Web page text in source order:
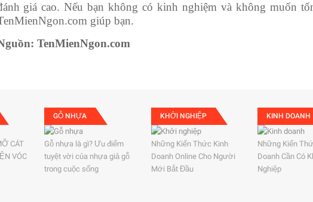
giá cao. Nếu bạn không có kinh nghiệm và không muốn
giúp bạn.
TenMienNgon.com
CÁT
VÓC
GỖ NHỰA
Gỗ nhựa là gì? Ưu điểm
tuyệt vời của nhựa giả gỗ
trong cuộc sống
KHỞI NGHIỆP
Những Kiến Thức Kinh
Doanh Online Cho Người
Mới Bắt Đầu
KINH DOANH
Những Kiến
Doanh Cần Có
Nghiệp